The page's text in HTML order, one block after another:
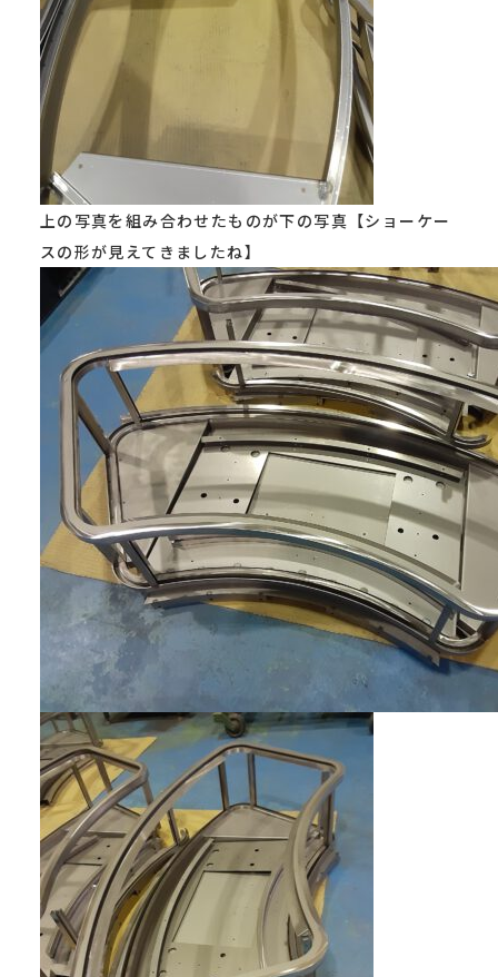
上の写真を組み合わせたものが下の写真【ショーケー
スの形が見えてきましたね】